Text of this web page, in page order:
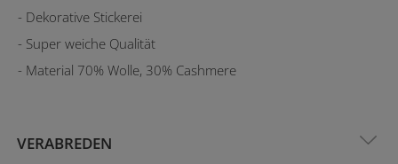
- Dekorative Stickerei
- Super weiche Qualität
- Material 70% Wolle, 30% Cashmere
VERABREDEN